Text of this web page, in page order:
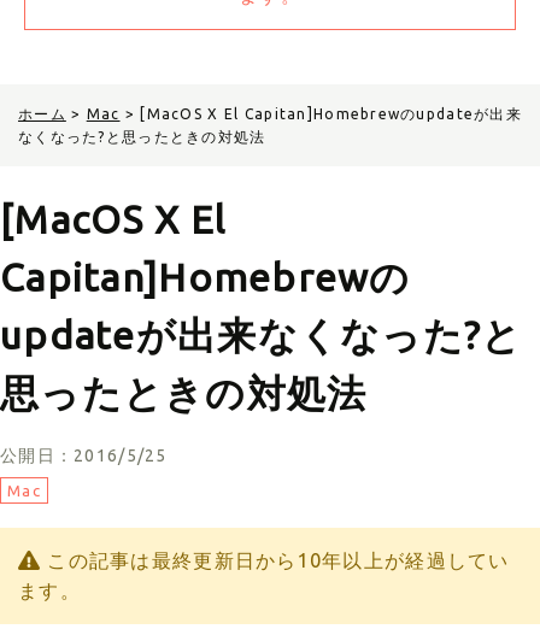
ホーム > Mac >
[MacOS X El Capitan]Homebrewのupdateが出来
なくなった?と思ったときの対処法
[MacOS X El
Capitan]Homebrewの
updateが出来なくなった?と
思ったときの対処法
公開日：2016/5/25
Mac
この記事は最終更新日から10年以上が経過してい
ます。